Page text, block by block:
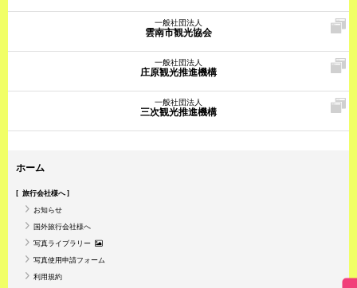
一般社団法人
雲南市観光協会
一般社団法人
庄原観光推進機構
一般社団法人
三次観光推進機構
ホーム
旅行会社様へ
お知らせ
国外旅行会社様へ
写真ライブラリー
写真使用申請フォーム
利用規約